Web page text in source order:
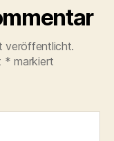
veröffentlicht.
* markiert